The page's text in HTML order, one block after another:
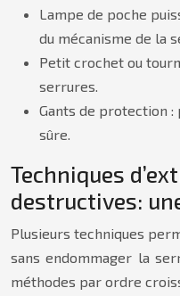
Lampe de poche
du mécanisme de la
Petit crochet ou
serrures.
Gants de protection
sûre.
Techniques
destructives:
Plusieurs techniques
sans endommager la
méthodes par ordre